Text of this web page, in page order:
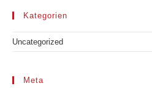
Kategorien
Uncategorized
Meta